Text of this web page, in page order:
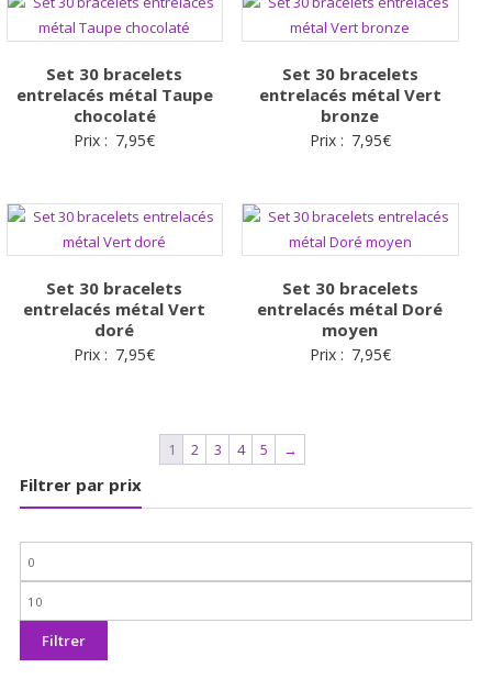
Set 30 bracelets
entrelacés métal Taupe
chocolaté
Prix : 7,95€
Set 30 bracelets
entrelacés métal Vert
bronze
Prix : 7,95€
Set 30 bracelets
entrelacés métal Vert
doré
Prix : 7,95€
Set 30 bracelets
entrelacés métal Doré
moyen
Prix : 7,95€
1 2 3 4 5 →
Filtrer par prix
Prix
min
Prix
max
Filtrer